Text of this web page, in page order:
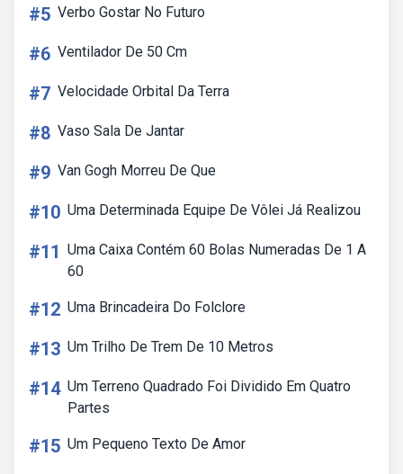
#5 Verbo Gostar No Futuro
#6 Ventilador De 50 Cm
#7 Velocidade Orbital Da Terra
#8 Vaso Sala De Jantar
#9 Van Gogh Morreu De Que
#10 Uma Determinada Equipe De Vôlei Já Realizou
#11 Uma Caixa Contém 60 Bolas Numeradas De 1 A
60
#12 Uma Brincadeira Do Folclore
#13 Um Trilho De Trem De 10 Metros
#14 Um Terreno Quadrado Foi Dividido Em Quatro
Partes
#15 Um Pequeno Texto De Amor